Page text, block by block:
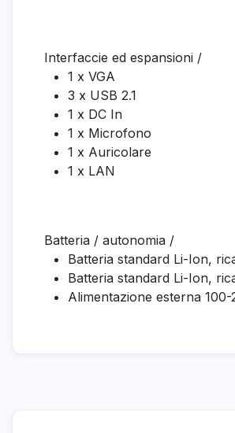
Interfaccie ed espansioni /
1 x VGA
3 x USB 2.1
1 x DC In
1 x Microfono
1 x Auricolare
1 x LAN
Batteria / autonomia /
Batteria standard Li-Ion,
Batteria standard Li-Ion,
Alimentazione esterna